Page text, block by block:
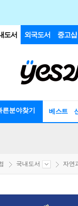
도서 외국도서 중고샵
른분야찾기 베스트
국내도서 자연